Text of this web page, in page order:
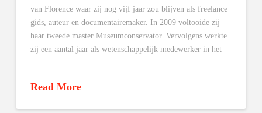
van Florence waar zij nog vijf jaar zou blijven als freelance
gids, auteur en documentairemaker. In 2009 voltooide zij
haar tweede master Museumconservator. Vervolgens werkte
zij een aantal jaar als wetenschappelijk medewerker in het
Read More